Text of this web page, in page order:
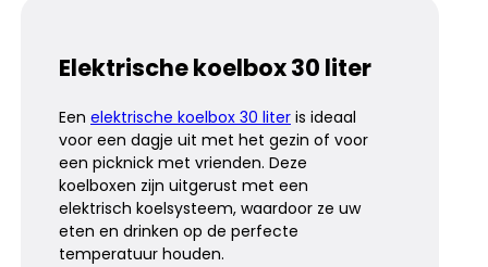
Elektrische koelbox 30 liter
Een elektrische koelbox 30 liter is ideaal
voor een dagje uit met het gezin of voor
een picknick met vrienden. Deze
koelboxen zijn uitgerust met een
elektrisch koelsysteem, waardoor ze uw
eten en drinken op de perfecte
temperatuur houden.